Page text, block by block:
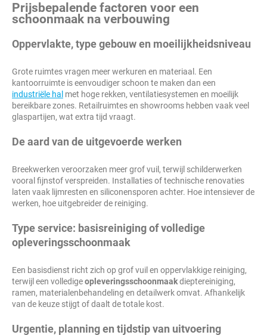
Prijsbepalende factoren voor een
schoonmaak na verbouwing
Oppervlakte, type gebouw en moeilijkheidsniveau
Grote ruimtes vragen meer werkuren en materiaal. Een
kantoorruimte is eenvoudiger schoon te maken dan een
industriële hal met hoge rekken, ventilatiesystemen en moeilijk
bereikbare zones. Retailruimtes en showrooms hebben vaak veel
glaspartijen, wat extra tijd vraagt.
De aard van de uitgevoerde werken
Breekwerken veroorzaken meer grof vuil, terwijl schilderwerken
vooral fijnstof verspreiden. Installaties of technische renovaties
laten vaak lijmresten en siliconensporen achter. Hoe intensiever de
werken, hoe uitgebreider de reiniging.
Type service: basisreiniging of volledige
opleveringsschoonmaak
Een basisdienst richt zich op grof vuil en oppervlakkige reiniging,
terwijl een volledigeopleveringsschoonmaakdieptereiniging,
ramen, materialenbehandeling en detailwerk omvat. Afhankelijk
van de keuze stijgt of daalt de totale kost.
Urgentie, planning en tijdstip van uitvoering